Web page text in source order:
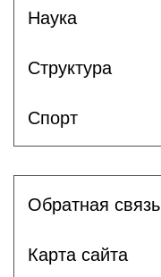
Наука
Структура
Спорт
Обратная связь
Карта сайта